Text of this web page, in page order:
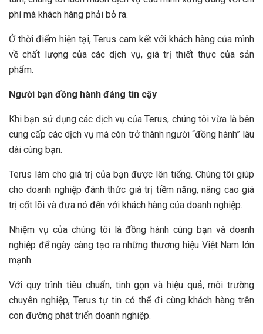
phí mà khách hàng phải bỏ ra.
Ở thời điểm hiện tại, Terus cam kết với khách hàng của mình
về chất lượng của các dịch vụ, giá trị thiết thực của sản
phẩm.
Người bạn đồng hành đáng tin cậy
Khi bạn sử dụng các dịch vụ của Terus, chúng tôi vừa là bên
cung cấp các dịch vụ mà còn trở thành người “đồng hành” lâu
dài cùng bạn.
Terus làm cho giá trị của bạn được lên tiếng. Chúng tôi giúp
cho doanh nghiệp đánh thức giá trị tiềm năng, nâng cao giá
trị cốt lõi và đưa nó đến với khách hàng của doanh nghiệp.
Nhiệm vụ của chúng tôi là đồng hành cùng bạn và doanh
nghiệp để ngày càng tạo ra những thương hiệu Việt Nam lớn
mạnh.
Với quy trình tiêu chuẩn, tinh gọn và hiệu quả, môi trường
chuyên nghiệp, Terus tự tin có thể đi cùng khách hàng trên
con đường phát triển doanh nghiệp.